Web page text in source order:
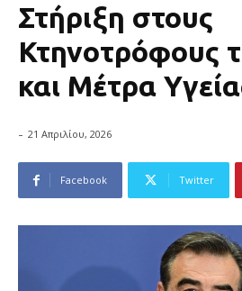
Στήριξη στους
Κτηνοτρόφους
και Μέτρα
- 21 Απριλίου, 2026
Facebook Twitter